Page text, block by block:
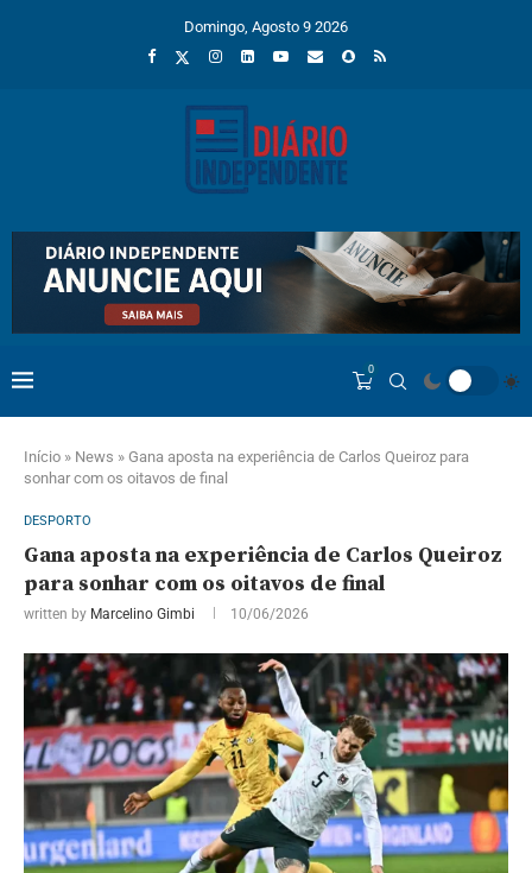
Domingo, Agosto 9 2026
0
Início » News » Gana aposta na experiência de Carlos Queiroz para
sonhar com os oitavos de final
DESPORTO
Gana aposta na experiência de Carlos Queiroz
para sonhar com os oitavos de final
written by Marcelino Gimbi 10/06/2026